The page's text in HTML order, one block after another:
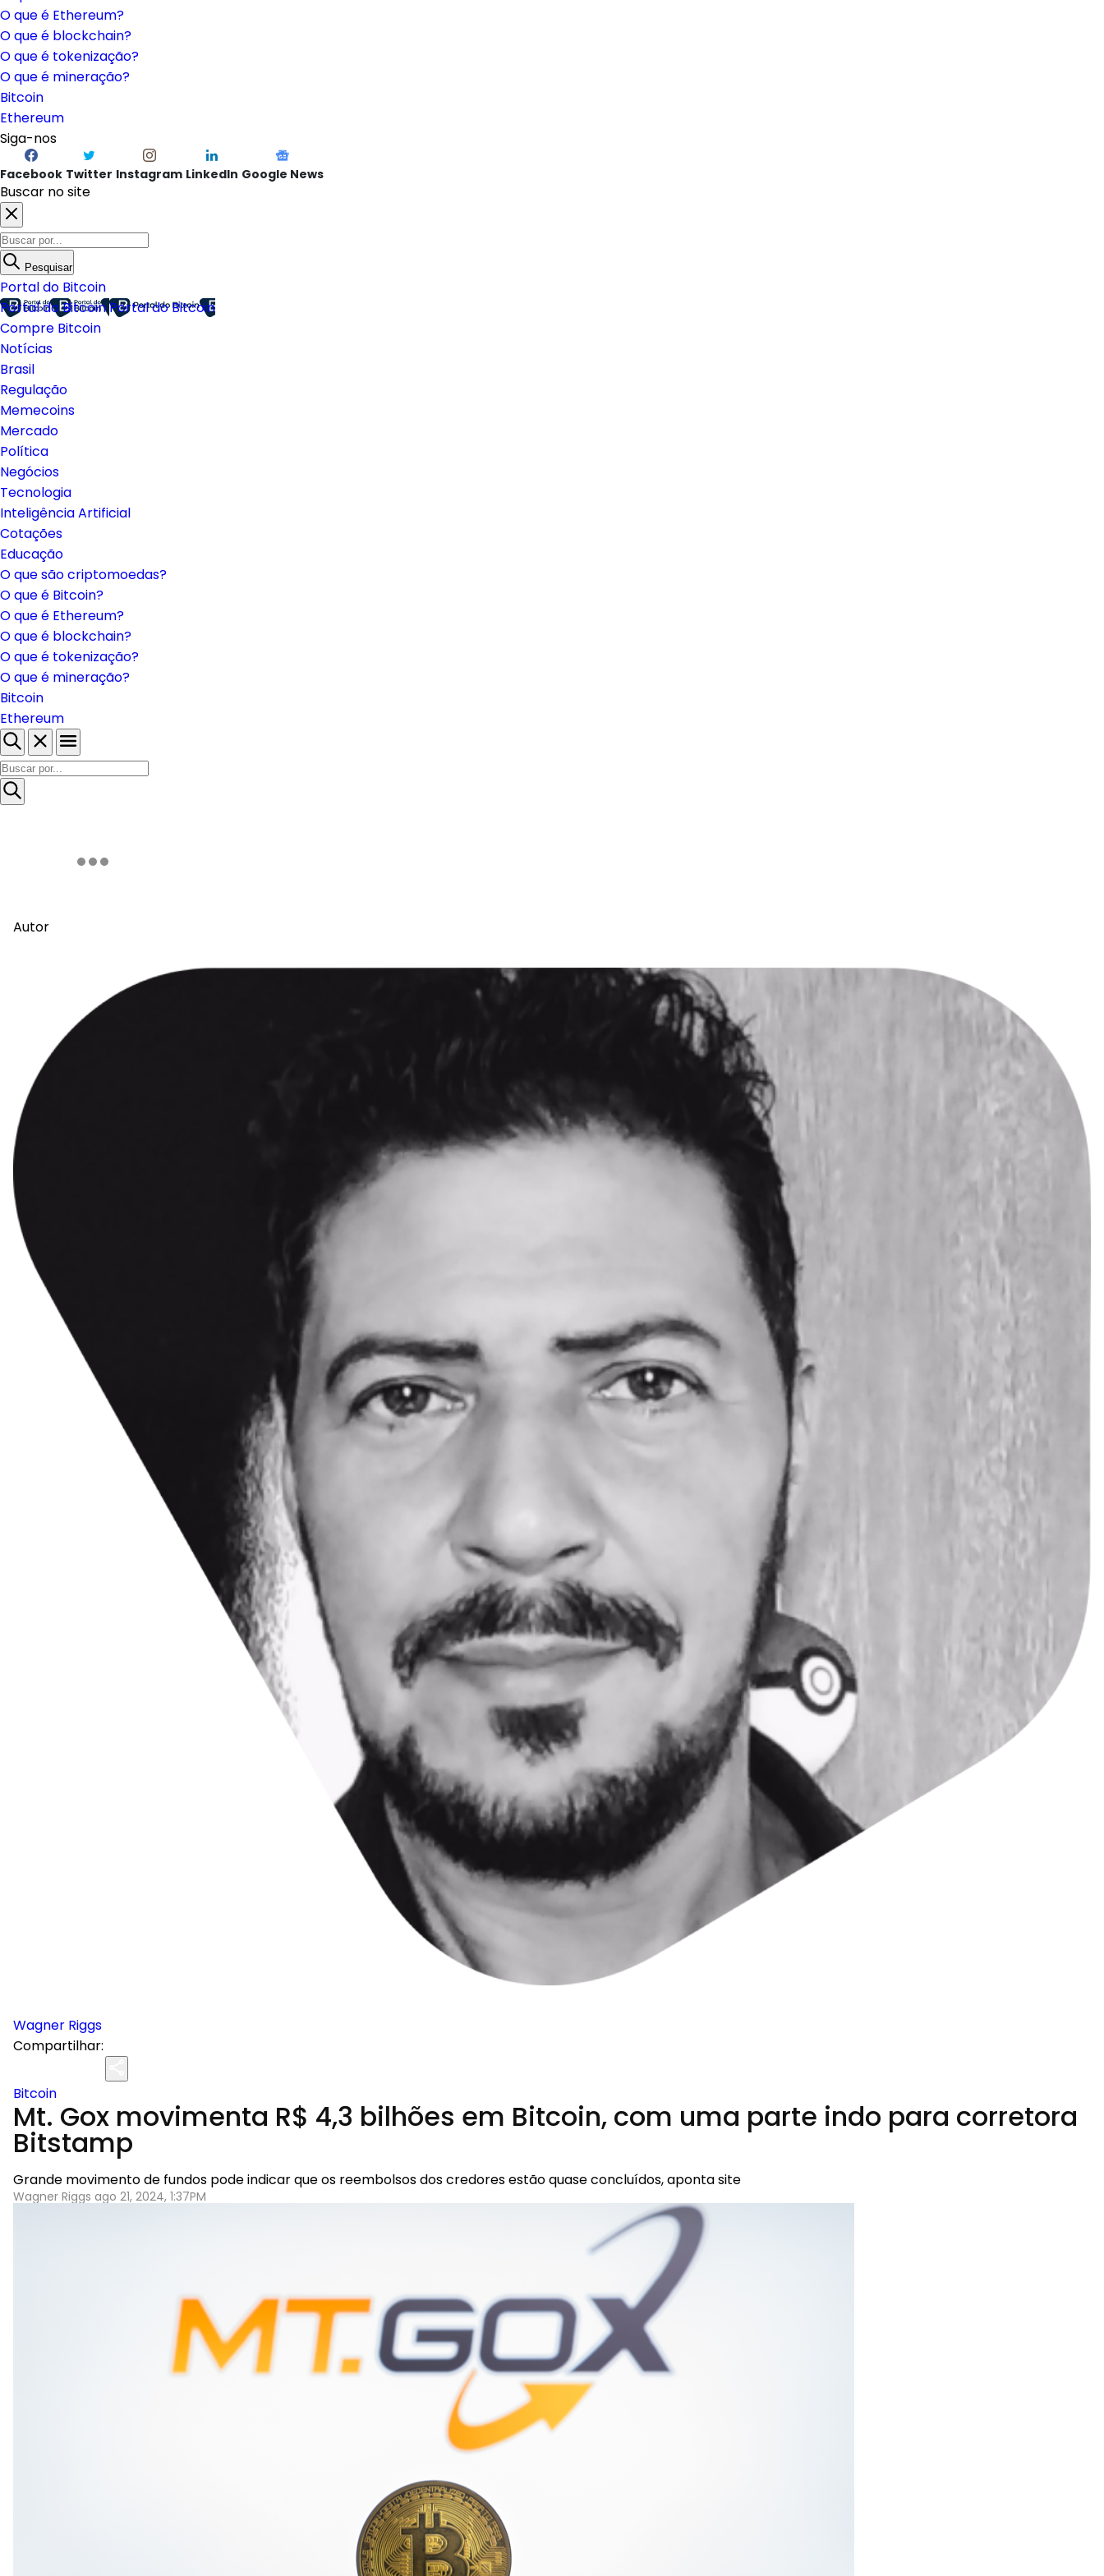
O que é Ethereum?
O que é blockchain?
O que é tokenização?
O que é mineração?
Bitcoin
Ethereum
Siga-nos
Facebook Twitter Instagram LinkedIn Google News
Buscar no site
Pesquisar
Portal do Bitcoin
Portal do BitcoinPortal do Bitcoin
Compre Bitcoin
Notícias
Brasil
Regulação
Memecoins
Mercado
Política
Negócios
Tecnologia
Inteligência Artificial
Cotações
Educação
O que são criptomoedas?
O que é Bitcoin?
O que é Ethereum?
O que é blockchain?
O que é tokenização?
O que é mineração?
Bitcoin
Ethereum
Autor
Wagner Riggs
Compartilhar:
Bitcoin
Mt. Gox movimenta R$ 4,3 bilhões em Bitcoin, com uma parte indo para corretora
Bitstamp
Grande movimento de fundos pode indicar que os reembolsos dos credores estão quase concluídos, aponta site
Wagner Riggs ago 21, 2024, 1:37PM